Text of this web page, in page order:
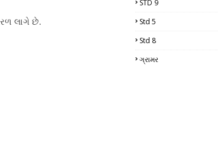
લાગે છે.
STD 9
Std 5
Std 8
ગ્રામર